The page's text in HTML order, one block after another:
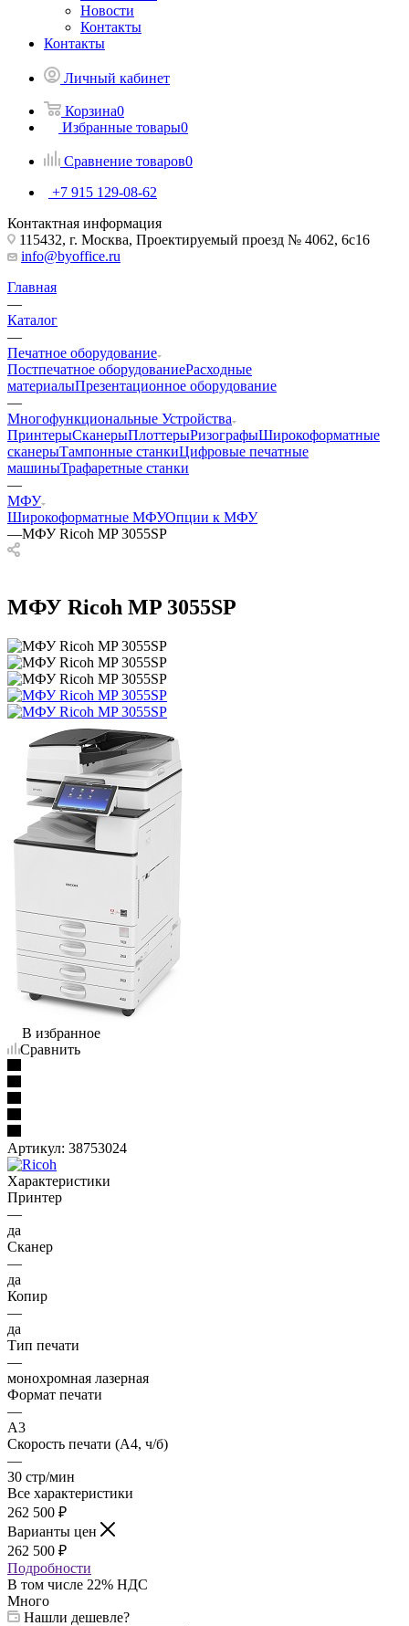
Новости
Контакты
Контакты
Личный кабинет
Корзина0
Избранные товары0
Сравнение товаров0
+7 915 129-08-62
Контактная информация
115432, г. Москва, Проектируемый проезд № 4062, 6с16
info@byoffice.ru
Главная
—
Каталог
—
Печатное оборудование
Постпечатное оборудованиеРасходные
материалыПрезентационное оборудование
—
Многофункциональные Устройства
ПринтерыСканерыПлоттерыРизографыШирокоформатные
сканерыТампонные станкиЦифровые печатные
машиныТрафаретные станки
—
МФУ
Широкоформатные МФУОпции к МФУ
—МФУ Ricoh MP 3055SP
МФУ Ricoh MP 3055SP
В избранное
Сравнить
Артикул: 38753024
Характеристики
Принтер
—
да
Сканер
—
да
Копир
—
да
Тип печати
—
монохромная лазерная
Формат печати
—
A3
Скорость печати (А4, ч/б)
—
30 стр/мин
Все характеристики
262 500 ₽
Варианты цен
262 500 ₽
Подробности
В том числе 22% НДС
Много
Нашли дешевле?